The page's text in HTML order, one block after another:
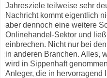
Jahresziele teilweise sehr
Nachricht kommt eigentlich
aber dennoch eine weitere
Onlinehandel-Sektor und
einbrechen. Nicht nur bei
in anderen Branchen. Alles,
wird in Sippenhaft
Anleger, die in hervorragend